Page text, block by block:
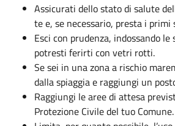
Assicurati dello stato di salute
te e, se necessario, presta i primi
Esci con prudenza, indossando le
potresti ferirti con vetri rotti.
Se sei in una zona a rischio
dalla spiaggia e raggiungi un
Raggiungi le aree di attesa
Protezione Civile del tuo Comune.